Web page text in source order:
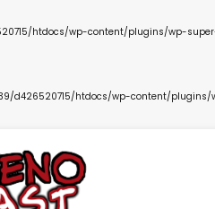
htdocs/wp-content/plugins/wp-
d426520715/htdocs/wp-content/